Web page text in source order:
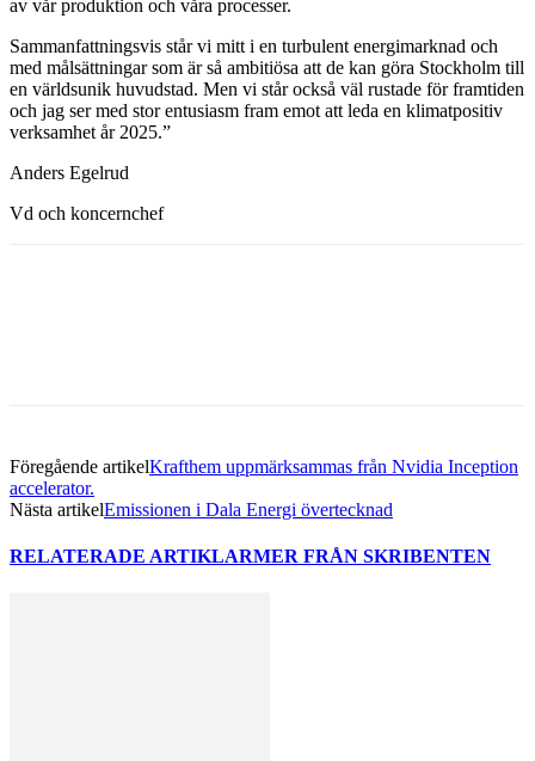
av vår produktion och våra processer.
Sammanfattningsvis står vi mitt i en turbulent energimarknad och
med målsättningar som är så ambitiösa att de kan göra Stockholm till
en världsunik huvudstad. Men vi står också väl rustade för framtiden
och jag ser med stor entusiasm fram emot att leda en klimatpositiv
verksamhet år 2025.”
Anders Egelrud
Vd och koncernchef
Föregående artikelKrafthem uppmärksammas från Nvidia Inception
accelerator.
Nästa artikelEmissionen i Dala Energi övertecknad
RELATERADE ARTIKLARMER FRÅN SKRIBENTEN